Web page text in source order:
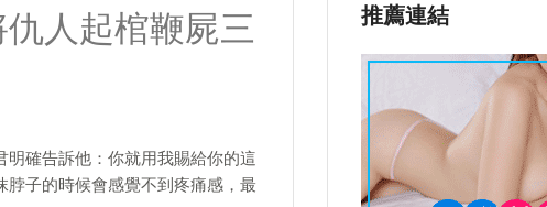
人起棺鞭屍三
確告訴他：你就用我賜給你的這
子的時候會感覺不到疼痛感，最
推薦連結